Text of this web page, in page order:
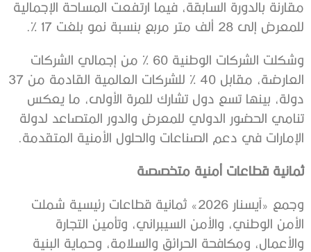
مقارنة بالدورة السابقة، فيما ارتفعت المساحة الإجمالية
للمعرض إلى 28 ألف متر مربع بنسبة نمو بلغت 17 %.
وشكلت الشركات الوطنية 60 % من إجمالي الشركات
العارضة، مقابل 40 % للشركات العالمية القادمة من 37
دولة، بينها تسع دول تشارك للمرة الأولى، ما يعكس
تنامي الحضور الدولي للمعرض والدور المتصاعد لدولة
الإمارات في دعم الصناعات والحلول الأمنية المتقدمة.
ثمانية قطاعات أمنية متخصصة
وجمع «آيسنار 2026» ثمانية قطاعات رئيسية شملت
الأمن الوطني، والأمن السيبراني، وتأمين التجارة
والأعمال، ومكافحة الحرائق والسلامة، وحماية البنية